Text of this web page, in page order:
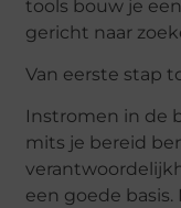
tools bouw je
gericht naar
Van eerste stap
Instromen in de
mits je bereid
een goede basis.